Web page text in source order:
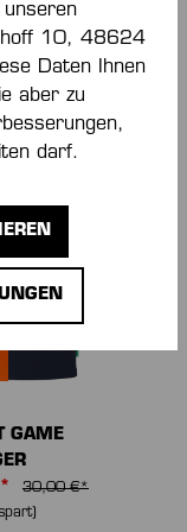
TEAM GER
€*
GAME
30,00 €*
10, 48624
Daten Ihnen
aber zu
darf.